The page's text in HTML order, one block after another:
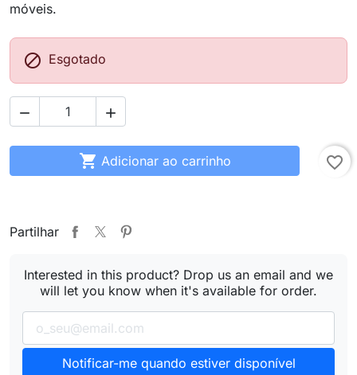
móveis.
 Esgotado
 
 Adicionar ao carrinho favorite_border
Partilhar
Interested in this product? Drop us an email and we
will let you know when it's available for order.
Notificar-me quando estiver disponível